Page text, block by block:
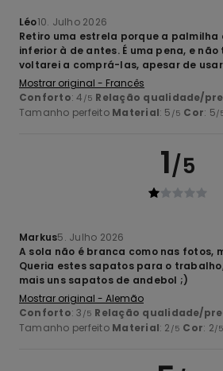
Léo10. Julho 2026
Retiro uma estrela porque a
inferior à de antes. É uma pena, e
voltarei a comprá-las, apesar de usar
Mostrar original - Francês
Conforto: 4 /5 Relação qualidade/
Tamanho perfeito Material: 5 /5 Cor: 5/
1/5
Markus5. Julho 2026
A sola não é branca como nas fotos,
Queria estes sapatos para o
mais uns sapatos de andebol ;)
Mostrar original - Alemão
Conforto: 3 /5 Relação qualidade/
Tamanho perfeito Material: 2 /5 Cor: 2/5